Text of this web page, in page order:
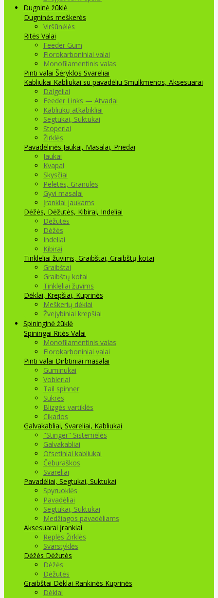
Dugninė žūklė
Dugninės meškerės
Viršūnėlės
Ritės Valai
Feeder Gum
Florokarboniniai valai
Monofilamentinis valas
Pinti valai Šėryklos Svareliai
Kabliukai Kabliukai su pavadėliu Smulkmenos, Aksesuarai
Dalgeliai
Feeder Links — Atvadai
Kabliukų atkabikliai
Segtukai, Suktukai
Stoperiai
Žirklės
Pavadėlinės Jaukai, Masalai, Priedai
Jaukai
Kvapai
Skysčiai
Peletės, Granulės
Gyvi masalai
Įrankiai jaukams
Dėžės, Dėžutės, Kibirai, Indeliai
Dėžutės
Dėžės
Indeliai
Kibirai
Tinkleliai žuvims, Graibštai, Graibštų kotai
Graibštai
Graibštų kotai
Tinkleliai žuvims
Dėklai, Krepšiai, Kuprinės
Meškerių dėklai
Žvejybiniai krepšiai
Spininginė žūklė
Spiningai Ritės Valai
Monofilamentinis valas
Florokarboniniai valai
Pinti valai Dirbtiniai masalai
Guminukai
Vobleriai
Tail spinner
Sukrės
Blizgės vartiklės
Cikados
Galvakabliai, Svareliai, Kabliukai
"Stinger" Sistemėlės
Galvakabliai
Ofsetiniai kabliukai
Čeburaškos
Svareliai
Pavadėliai, Segtukai, Suktukai
Spyruoklės
Pavadėliai
Segtukai, Suktukai
Medžiagos pavadėliams
Aksesuarai Įrankiai
Replės Žirklės
Svarstyklės
Dėžės Dėžutės
Dėžės
Dėžutės
Graibštai Dėklai Rankinės Kuprinės
Dėklai